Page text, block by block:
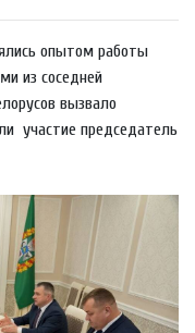
опытом работы
из соседней
вызвало
участие председатель